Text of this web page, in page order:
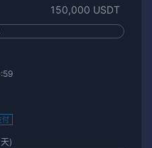
150,000 USDT
付
)